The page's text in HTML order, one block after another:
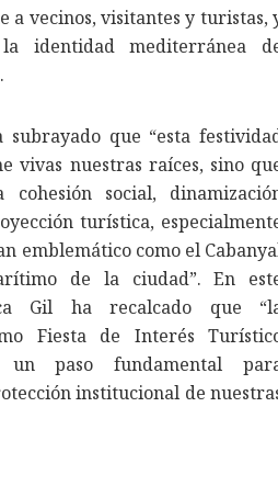
a vecinos, visitantes y turistas,
identidad mediterránea
subrayado que “esta
vivas nuestras raíces, sino
cohesión social,
turística,
emblemático como el
de la ciudad”. En
Gil ha recalcado que
Fiesta de Interés
un paso fundamental
institucional de